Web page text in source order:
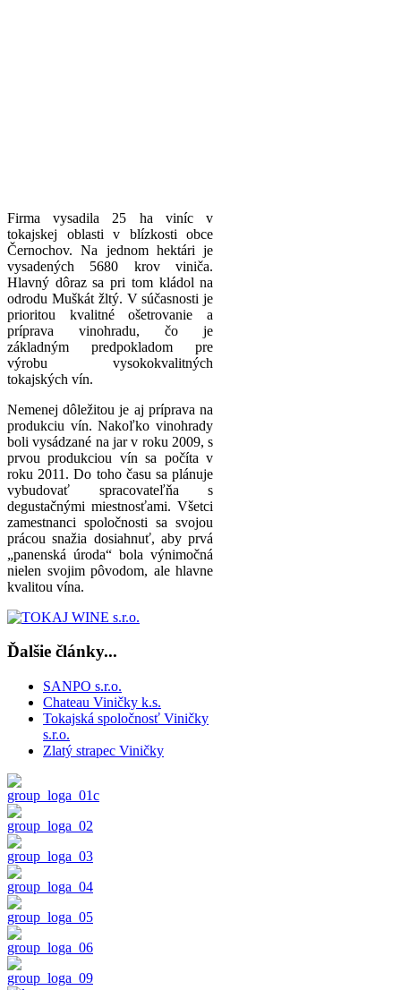
Firma vysadila 25 ha viníc v
tokajskej oblasti v blízkosti obce
Černochov. Na jednom hektári je
vysadených 5680 krov viniča.
Hlavný dôraz sa pri tom kládol na
odrodu Muškát žltý. V súčasnosti je
prioritou kvalitné ošetrovanie a
príprava vinohradu, čo je
základným predpokladom pre
výrobu vysokokvalitných
tokajských vín.
Nemenej dôležitou je aj príprava na
produkciu vín. Nakoľko vinohrady
boli vysádzané na jar v roku 2009, s
prvou produkciou vín sa počíta v
roku 2011. Do toho času sa plánuje
vybudovať spracovateľňa s
degustačnými miestnosťami. Všetci
zamestnanci spoločnosti sa svojou
prácou snažia dosiahnuť, aby prvá
„panenská úroda“ bola výnimočná
nielen svojim pôvodom, ale hlavne
kvalitou vína.
Ďalšie články...
SANPO s.r.o.
Chateau Viničky k.s.
Tokajská spoločnosť Viničky
s.r.o.
Zlatý strapec Viničky